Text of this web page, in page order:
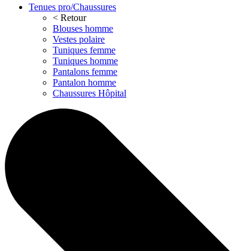
Tenues pro/Chaussures
< Retour
Blouses homme
Vestes polaire
Tuniques femme
Tuniques homme
Pantalons femme
Pantalon homme
Chaussures Hôpital